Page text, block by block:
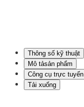
Thông số kỹ thuật
Mô tả­sản phẩm
Công cụ trực tuyến
Tải xuống